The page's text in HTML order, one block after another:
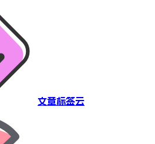
文章标签云